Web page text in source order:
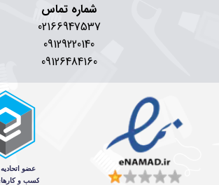
شماره تماس
02166947537
09129220140
09126484160